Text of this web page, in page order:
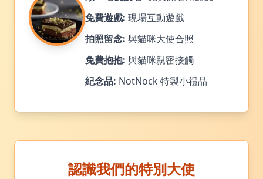
免費遊戲: 現場互動遊戲
拍照留念: 與貓咪大使合照
免費抱抱: 與貓咪親密接觸
紀念品: NotNock 特製小禮品
認識我們的特別大使